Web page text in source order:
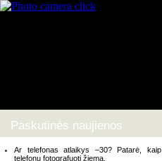
Paskutinės naujienos
Ar telefonas atlaikys –30? Patarė, kaip
telefonu fotografuoti žiemą.